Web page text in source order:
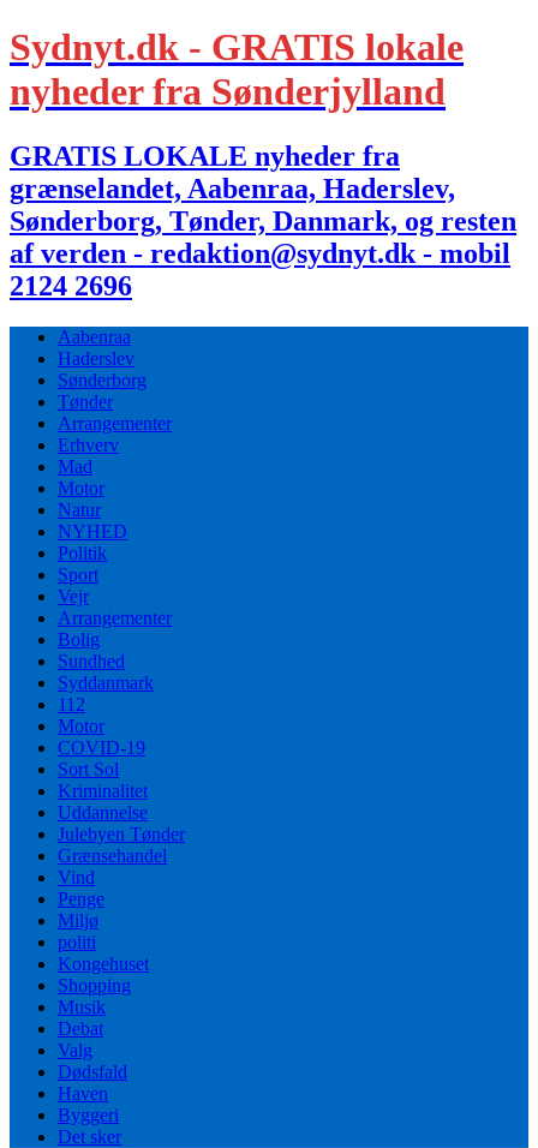
Sydnyt.dk - GRATIS lokale
nyheder fra Sønderjylland
GRATIS LOKALE nyheder fra
grænselandet, Aabenraa, Haderslev,
Sønderborg, Tønder, Danmark, og resten
af verden - redaktion@sydnyt.dk - mobil
2124 2696
Aabenraa
Haderslev
Sønderborg
Tønder
Arrangementer
Erhverv
Mad
Motor
Natur
NYHED
Politik
Sport
Vejr
Arrangementer
Bolig
Sundhed
Syddanmark
112
Motor
COVID-19
Sort Sol
Kriminalitet
Uddannelse
Julebyen Tønder
Grænsehandel
Vind
Penge
Miljø
politi
Kongehuset
Shopping
Musik
Debat
Valg
Dødsfald
Haven
Byggeri
Det sker